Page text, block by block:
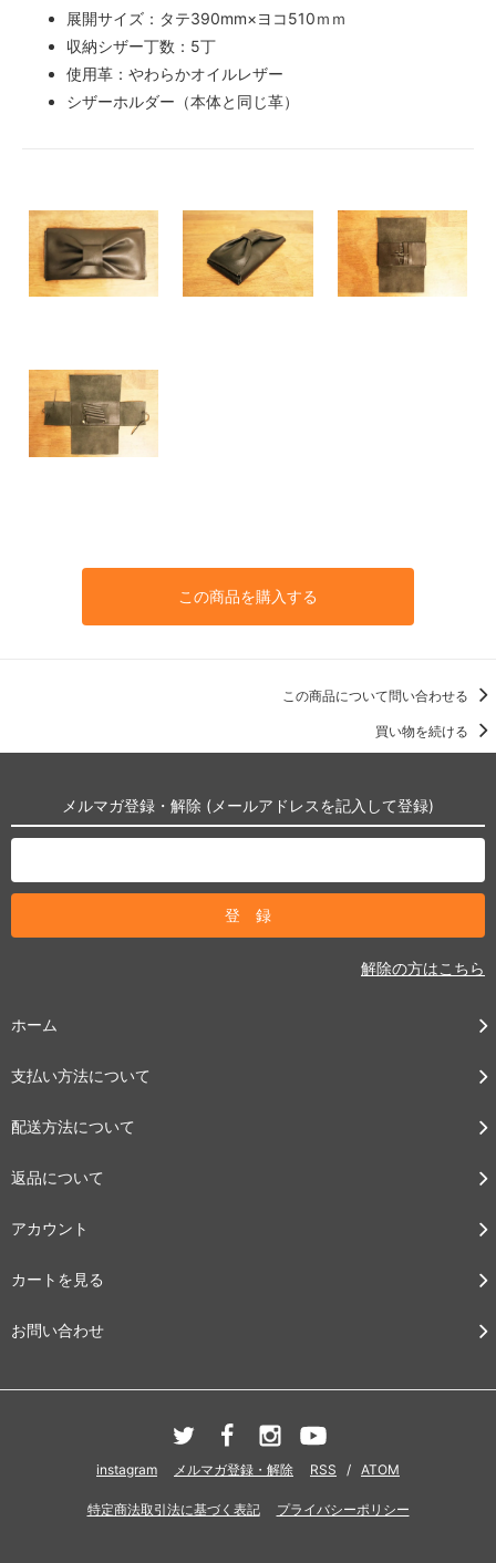
展開サイズ：タテ390mm×ヨコ510ｍｍ
収納シザー丁数：5丁
使用革：やわらかオイルレザー
シザーホルダー（本体と同じ革）
この商品を購入する
この商品について問い合わせる
買い物を続ける
メルマガ登録・解除 (メールアドレスを記入して登録)
解除の方はこちら
ホーム
支払い方法について
配送方法について
返品について
アカウント
カートを見る
お問い合わせ
instagram メルマガ登録・解除 RSS / ATOM
特定商法取引法に基づく表記 プライバシーポリシー